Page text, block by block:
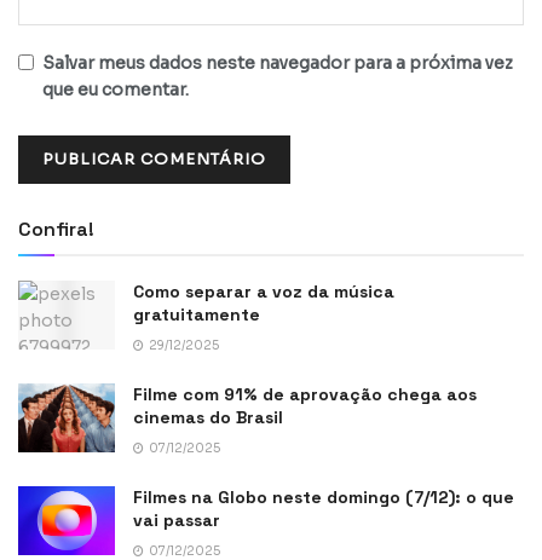
Salvar meus dados neste navegador para a próxima vez
que eu comentar.
Confira!
Como separar a voz da música
gratuitamente
29/12/2025
Filme com 91% de aprovação chega aos
cinemas do Brasil
07/12/2025
Filmes na Globo neste domingo (7/12): o que
vai passar
07/12/2025